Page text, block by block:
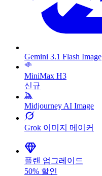
Gemini 3.1 Flash Image
MiniMax H3
신규
Midjourney AI Image
Grok 이미지 메이커
플랜 업그레이드
50% 할인